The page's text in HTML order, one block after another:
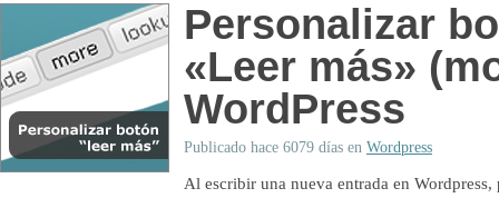
Personalizar
«Leer más»
WordPress
Publicado hace 6079 días en Wordpress
Al escribir una nueva entrada en